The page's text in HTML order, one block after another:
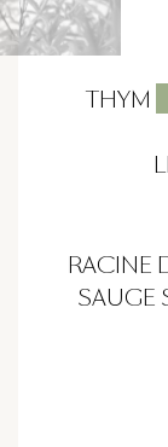
THYM
RACINE
SAUGE